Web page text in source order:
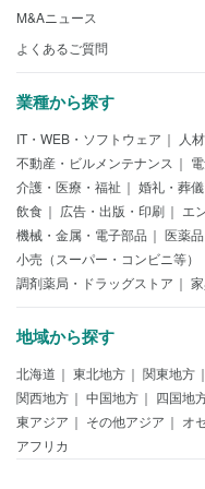
M&Aニュース
よくあるご質問
業種から探す
IT・WEB・ソフトウェア 人
不動産・ビルメンテナンス
介護・医療・福祉
婚礼・葬儀
飲食
広告・出版・印刷 エ
機械・金属・電子部品
医薬
小売（スーパー・コンビニ等）
調剤薬局・ドラッグストア
地域から探す
北海道 東北地方 関東地方
関西地方
中国地方 四国地
東アジア
その他アジア オ
アフリカ